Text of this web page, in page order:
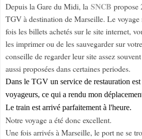
Depuis la Gare du Midi, la SNCB propose
TGV à destination de Marseille. Le
fois les billets achetés sur le site internet,
les imprimer ou de les sauvegarder sur
conseille de regarder leur site assez
aussi proposées dans certaines periodes.
Dans le TGV un service de restauration
voyageurs, ce qui a rendu mon
Le train est arrivé parfaitement à l'heure.
Notre voyage a été donc excellent.
Une fois arrivés à Marseille, le port ne se